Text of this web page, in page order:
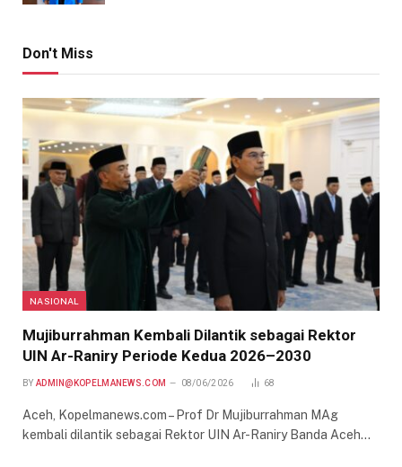
Don't Miss
NASIONAL
Mujiburrahman Kembali Dilantik sebagai Rektor
UIN Ar-Raniry Periode Kedua 2026–2030
BY ADMIN@KOPELMANEWS.COM 08/06/2026 68
Aceh, Kopelmanews.com – Prof Dr Mujiburrahman MAg
kembali dilantik sebagai Rektor UIN Ar-Raniry Banda Aceh…